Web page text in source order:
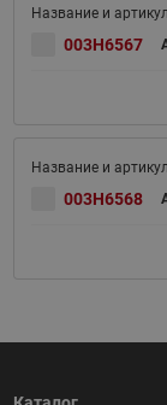
003H6567
003H6568